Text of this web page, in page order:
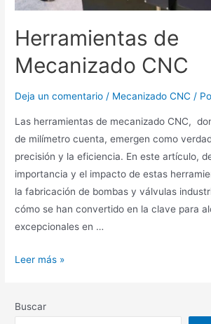
Herramientas de
Mecanizado CNC
Deja un comentario / Mecanizado CNC /
Las herramientas de mecanizado CNC,
de milímetro cuenta, emergen como
precisión y la eficiencia. En este artículo,
importancia y el impacto de estas
la fabricación de bombas y válvulas
cómo se han convertido en la clave para
excepcionales en …
Leer más »
Buscar